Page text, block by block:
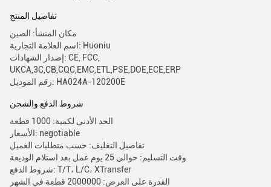
تفاصيل المنتج
مكان المنشأ: الصين
اسم العلامة التجارية: Huoniu
إصدار الشهادات: CE, FCC,
UKCA,3C,CB,CQC,EMC,ETL,PSE,DOE,ECE,ERP
رقم الموديل: HA024A-120200E
شروط الدفع والشحن
الحد الأدنى لكمية: 1000 قطعة
الأسعار: negotiable
تفاصيل التغليف: حسب متطلبات العميل
وقت التسليم: حوالي 25 يوم عمل بعد استلام الوديعة
شروط الدفع: T/T، L/C، XTransfer
القدرة على العرض: 2000000 قطعة في الشهر